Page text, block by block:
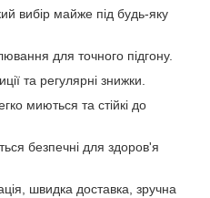
вибір майже під будь-яку
для точного підгону.
та регулярні знижки.
миються та стійкі до
безпечні для здоров'я
швидка доставка, зручна